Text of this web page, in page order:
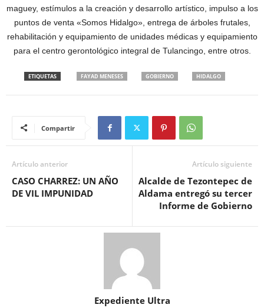
maguey, estímulos a la creación y desarrollo artístico, impulso a los
puntos de venta «Somos Hidalgo», entrega de árboles frutales,
rehabilitación y equipamiento de unidades médicas y equipamiento
para el centro gerontológico integral de Tulancingo, entre otros.
ETIQUETAS FAYAD MENESES GOBIERNO HIDALGO
Compartir
Artículo anterior
CASO CHARREZ: UN AÑO
DE VIL IMPUNIDAD
Artículo siguiente
Alcalde de Tezontepec de
Aldama entregó su tercer
Informe de Gobierno
Expediente Ultra